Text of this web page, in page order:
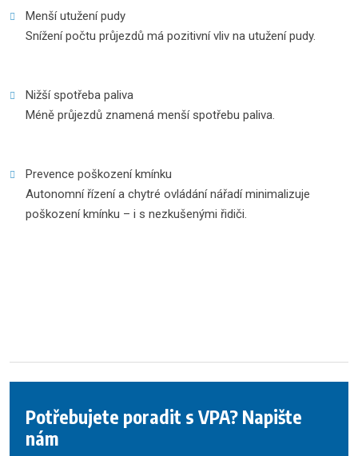
Menší utužení pudy
Snížení počtu průjezdů má pozitivní vliv na utužení pudy.
Nižší spotřeba paliva
Méně průjezdů znamená menší spotřebu paliva.
Prevence poškození kmínku
Autonomní řízení a chytré ovládání nářadí minimalizuje
poškození kmínku – i s nezkušenými řidiči.
Potřebujete poradit s VPA? Napište
nám